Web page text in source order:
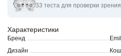
Оправы для очков
Характеристики
Бренд
Дизайн
33 теста для проверки зрения